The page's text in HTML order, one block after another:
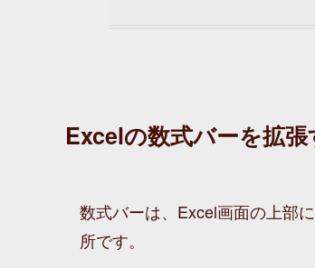
Excelの数式バーを拡
数式バーは、Excel画面の上部
所です。